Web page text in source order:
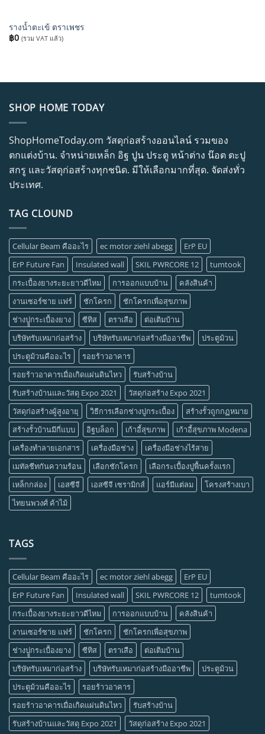
รางน้ำตะเข้ ตราเพชร
฿0 (รวม VAT แล้ว)
SHOP HOME TODAY
ShopHomeToday.om วัสดุก่อสร้างออนไลน์ รวมของ
ตกแต่งบ้าน. จำหน่ายเหล็ก อิฐ ปูน ประตู หน้าต่าง น๊อต ตะปู
สกรู และวัสดุก่อสร้างทุกชนิด. มีให้เลือกมากที่สุด. จัดส่งทั่ว
ประเทศ.
TAG CLOUND
Cellular Beam คืออะไร ec motor ziehl abegg
ErP EU
ErP Future Fan
Insulated wall SKIL PWRCORE 12
tumtook
กระเบื้องยางระยะยาวดีไหม
การออกแบบบ้าน
คลังสินค้า
งานเซอร์ซาย แฟร์
ชักโครก
ชักโครกเพื่อสุขภาพ
ช่างปููกระเบื้องยาง
ซีทิส ตราเสือ
ต่อเติมบ้าน
บริษัทรับเหมาก่อสร้าง
บริษัทรับเหมาก่อสร้างมืออาชีพ
ประตูม้วน
ประตูม้วนคืออะไร
รอยร้าวอาคาร
รอยร้าวอาคารเมื่อเกิดแผ่นดินไหว
รับสร้างบ้าน
รับสร้างบ้านและวัสดุ Expo 2021
วัสดุก่อสร้าง Expo 2021
วัสดุก่อสร้างผู้สูงอายุ
วิธีการเลือกช่างปูกระเบื้อง
สร้างรั้วถูกกฏหมาย
สร้างรั้วบ้านมีกี่แบบ
อิฐบล็อก เก้าอี้สุขภาพ
เก้าอี้สุขภาพ Modena
เครื่องทำลายเอกสาร
เครื่องมือช่าง
เครื่องมือช่างไร้สาย
เมทัลชีทกันความร้อน
เลือกชักโครก
เลือกระเบื้องปูพื้นครั้งแรก
เหล็กกล่อง
เอสซีจี เอสซีจี เซรามิกส์ แอร์มีแต่ลม
โครงสร้างเบา
ไทยนพวงศ์ ค้าไม้
TAGS
Cellular Beam คืออะไร ec motor ziehl abegg
ErP EU
ErP Future Fan
Insulated wall SKIL PWRCORE 12
tumtook
กระเบื้องยางระยะยาวดีไหม
การออกแบบบ้าน
คลังสินค้า
งานเซอร์ซาย แฟร์
ชักโครก
ชักโครกเพื่อสุขภาพ
ช่างปููกระเบื้องยาง
ซีทิส ตราเสือ
ต่อเติมบ้าน
บริษัทรับเหมาก่อสร้าง
บริษัทรับเหมาก่อสร้างมืออาชีพ
ประตูม้วน
ประตูม้วนคืออะไร
รอยร้าวอาคาร
รอยร้าวอาคารเมื่อเกิดแผ่นดินไหว
รับสร้างบ้าน
รับสร้างบ้านและวัสดุ Expo 2021
วัสดุก่อสร้าง Expo 2021